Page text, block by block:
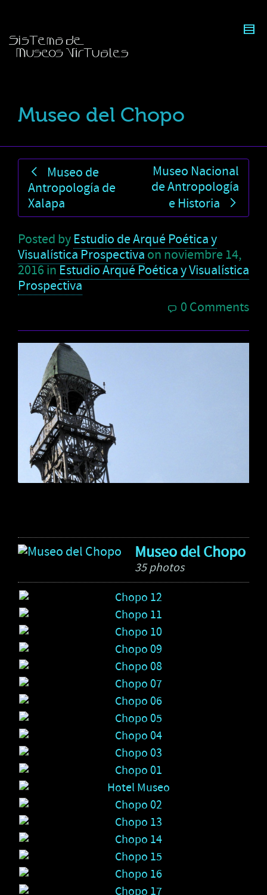
Museo del Chopo
Museo de
Antropología de
Xalapa
Museo Nacional
de Antropología
e Historia
Posted by Estudio de Arqué Poética y
Visualística Prospectiva on noviembre 14,
2016 in Estudio Arqué Poética y Visualística
Prospectiva
0 Comments
Museo del Chopo
35 photos